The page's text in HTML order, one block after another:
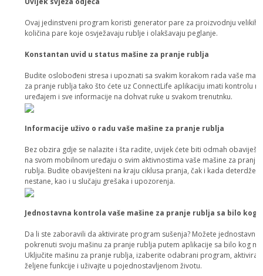
Ovaj jedinstveni program koristi generator pare za proizvodnju velikih
količina pare koje osvježavaju rublje i olakšavaju peglanje.
Konstantan uvid u status mašine za pranje rublja
Budite oslobođeni stresa i upoznati sa svakim korakom rada vaše
za pranje rublja tako što ćete uz ConnectLife aplikaciju imati kontrolu
uređajem i sve informacije na dohvat ruke u svakom trenutnku.
Informacije uživo o radu vaše mašine za pranje rublja
Bez obzira gdje se nalazite i šta radite, uvijek ćete biti odmah
na svom mobilnom uređaju o svim aktivnostima vaše mašine za pranje
rublja. Budite obaviješteni na kraju ciklusa pranja, čak i kada deterdžent
nestane, kao i u slučaju grešaka i upozorenja.
Jednostavna kontrola vaše mašine za pranje rublja sa bilo kog
Da li ste zaboravili da aktivirate program sušenja? Možete jednostavno
pokrenuti svoju mašinu za pranje rublja putem aplikacije sa bilo kog
Uključite mašinu za pranje rublja, izaberite odabrani program,
željene funkcije i uživajte u pojednostavljenom životu.